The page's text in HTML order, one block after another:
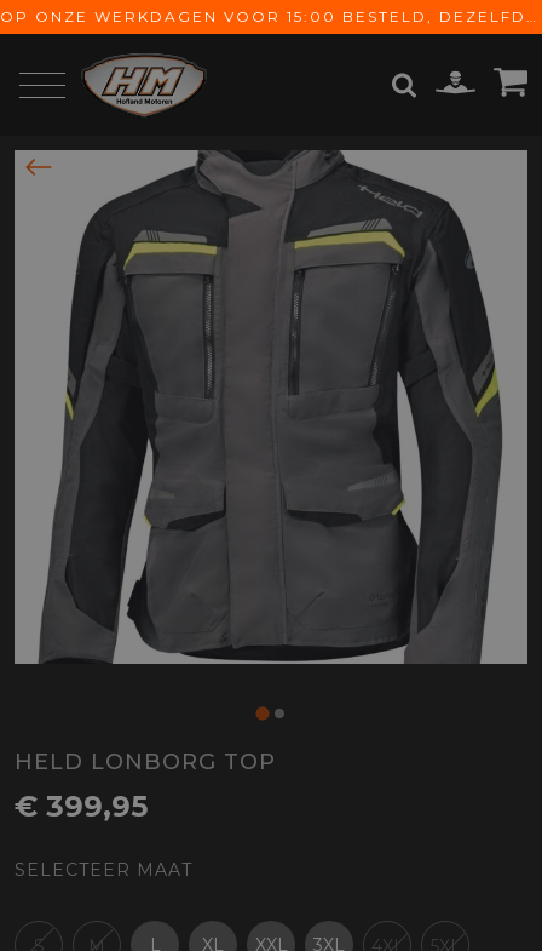
OP ONZE WERKDAGEN VOOR 15:00 BESTELD, DEZELFDE DAG VERZONDEN! GRATIS VERZENDING VANAF € 65,-
HELD LONBORG TOP
€ 399,95
SELECTEER MAAT
S M L XL XXL 3XL 4XL 5XL